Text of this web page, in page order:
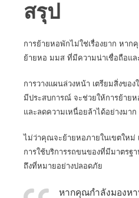
สรุป
การย้ายหอพักไม่ใช่เรื่องยาก หาก
ย้ายหอ มมส ที่มีความน่าเชื่อถือแล
การวางแผนล่วงหน้า เตรียมสิ่งขอ
มีประสบการณ์ จะช่วยให้การย้ายห
และลดความเหนื่อยล้าได้อย่างมาก
ไม่ว่าคุณจะย้ายหอภายในเขตใหม่
การใช้บริการรถขนของที่มีมาตรฐ
ถึงที่หมายอย่างปลอดภัย
หากคุณกำลังมองห